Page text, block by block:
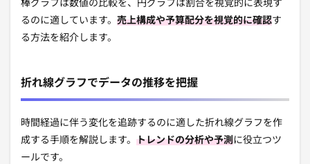
棒グラフは数値の比較を、円グラフは割合を視覚的に表現す
るのに適しています。 売上構成や予算配分を視覚的に確認す
る方法を紹介します。
折れ線グラフでデータの推移を把握
時間経過に伴う変化を追跡するのに適した折れ線グラフを作
成する手順を解説します。 トレンドの分析や予測に役立つツ
ールです。